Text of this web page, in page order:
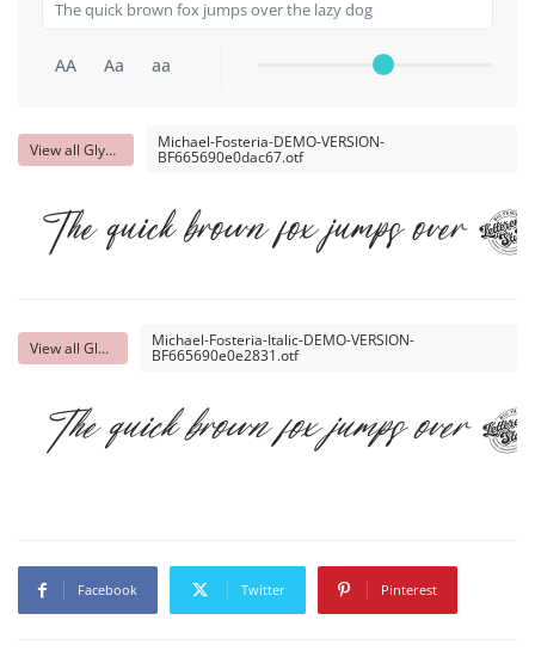
AA Aa aa
View all Glyphs Michael-Fosteria-DEMO-VERSION-
BF665690e0dac67.otf
The quick brown fox jumps over
View all Glyphs Michael-Fosteria-Italic-DEMO-VERSION-
BF665690e0e2831.otf
The quick brown fox jumps over
Facebook Twitter Pinterest